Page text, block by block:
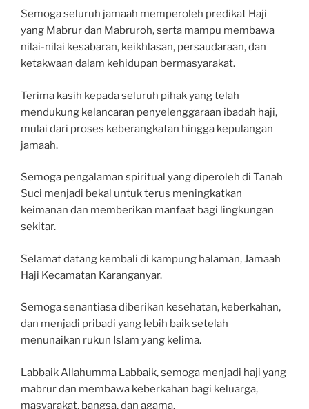
Semoga seluruh jamaah memperoleh predikat Haji
yang Mabrur dan Mabruroh, serta mampu membawa
nilai-nilai kesabaran, keikhlasan, persaudaraan, dan
ketakwaan dalam kehidupan bermasyarakat.
Terima kasih kepada seluruh pihak yang telah
mendukung kelancaran penyelenggaraan ibadah haji,
mulai dari proses keberangkatan hingga kepulangan
jamaah.
Semoga pengalaman spiritual yang diperoleh di Tanah
Suci menjadi bekal untuk terus meningkatkan
keimanan dan memberikan manfaat bagi lingkungan
sekitar.
Selamat datang kembali di kampung halaman, Jamaah
Haji Kecamatan Karanganyar.
Semoga senantiasa diberikan kesehatan, keberkahan,
dan menjadi pribadi yang lebih baik setelah
menunaikan rukun Islam yang kelima.
Labbaik Allahumma Labbaik, semoga menjadi haji yang
mabrur dan membawa keberkahan bagi keluarga,
masyarakat, bangsa, dan agama.